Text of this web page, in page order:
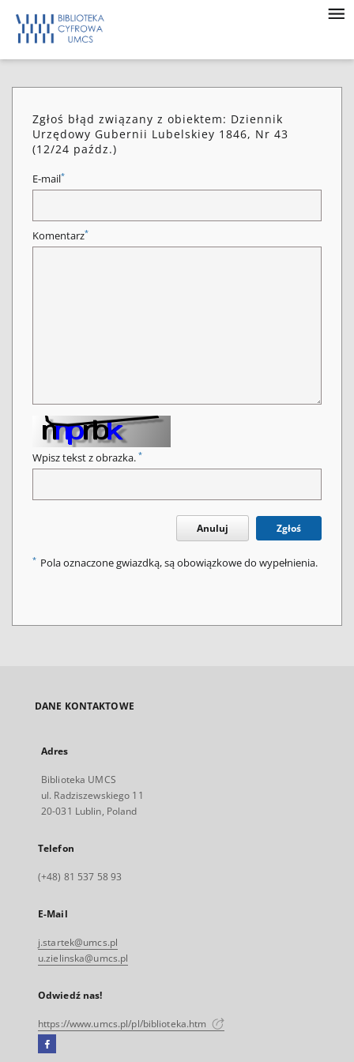
Zgłoś błąd związany z obiektem: Dziennik
Urzędowy Gubernii Lubelskiey 1846, Nr 43
(12/24 paźdz.)
E-mail*
Komentarz*
Wpisz tekst z obrazka. *
Anuluj Zgłoś
* Pola oznaczone gwiazdką, są obowiązkowe do wypełnienia.
DANE KONTAKTOWE
Adres
Biblioteka UMCS
ul. Radziszewskiego 11
20-031 Lublin, Poland
Telefon
(+48) 81 537 58 93
E-Mail
j.startek@umcs.pl
u.zielinska@umcs.pl
Odwiedź nas!
https://www.umcs.pl/pl/biblioteka.htm
Facebook